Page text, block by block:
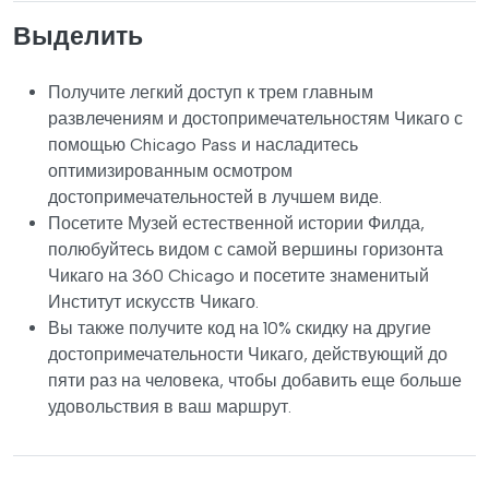
Выделить
Получите легкий доступ к трем главным
развлечениям и достопримечательностям Чикаго с
помощью Chicago Pass и насладитесь
оптимизированным осмотром
достопримечательностей в лучшем виде.
Посетите Музей естественной истории Филда,
полюбуйтесь видом с самой вершины горизонта
Чикаго на 360 Chicago и посетите знаменитый
Институт искусств Чикаго.
Вы также получите код на 10% скидку на другие
достопримечательности Чикаго, действующий до
пяти раз на человека, чтобы добавить еще больше
удовольствия в ваш маршрут.